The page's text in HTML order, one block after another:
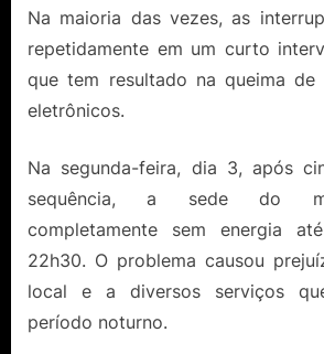
Na maioria das vezes, as
repetidamente em um curto
que tem resultado na queima de
eletrônicos.
Na segunda-feira, dia 3, após
sequência, a sede do
completamente sem energia
22h30. O problema causou
local e a diversos serviços
período noturno.